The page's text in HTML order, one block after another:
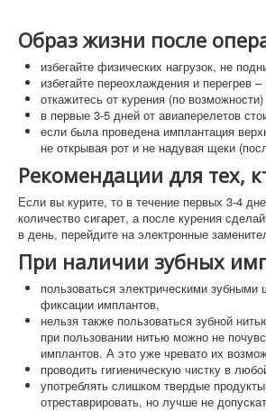
Образ жизни после
избегайте физических нагрузок, не
избегайте переохлаждения и перегрев
откажитесь от курения (по
в первые 3-5 дней от авиаперелетов
если была проведена имплантация
не открывая рот и не надувая щеки
Рекомендации для тех,
Если вы курите, то в течение первых 3-4
количество сигарет, а после курения
в день, перейдите на электронные
При наличии зубных
пользоваться электрическими
фиксации имплантов,
нельзя также пользоваться зубной
при пользовании нитью можно не
имплантов. А это уже чревато их
проводить гигиеническую чистку в
употреблять слишком твердые
отреставрировать, но лучше не